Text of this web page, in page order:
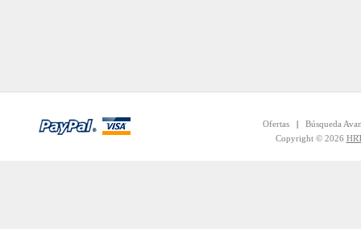
Ofertas| Búsqueda
Copyright © 2026